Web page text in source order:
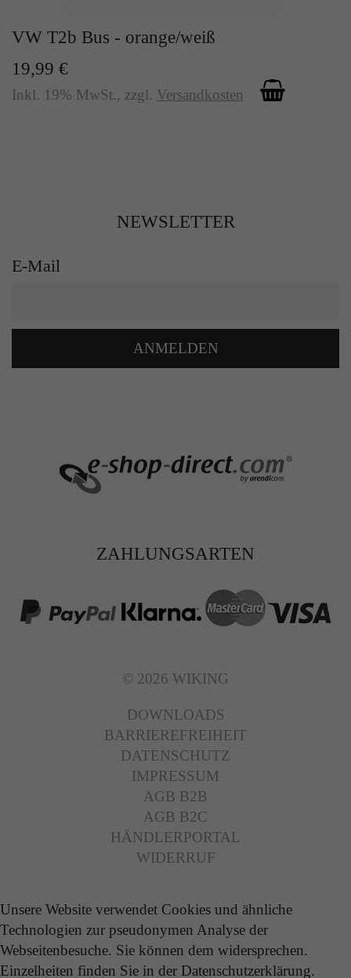
VW T2b Bus - orange/weiß
19,99 €
Inkl. 19% MwSt., zzgl. Versandkosten
NEWSLETTER
E-Mail
ANMELDEN
ZAHLUNGSARTEN
© 2026 WIKING
DOWNLOADS
BARRIEREFREIHEIT
DATENSCHUTZ
IMPRESSUM
AGB B2B
AGB B2C
HÄNDLERPORTAL
WIDERRUF
Unsere Website verwendet Cookies und ähnliche
Technologien zur pseudonymen Analyse der
Webseitenbesuche. Sie können dem widersprechen.
Einzelheiten finden Sie in der Datenschutzerklärung.